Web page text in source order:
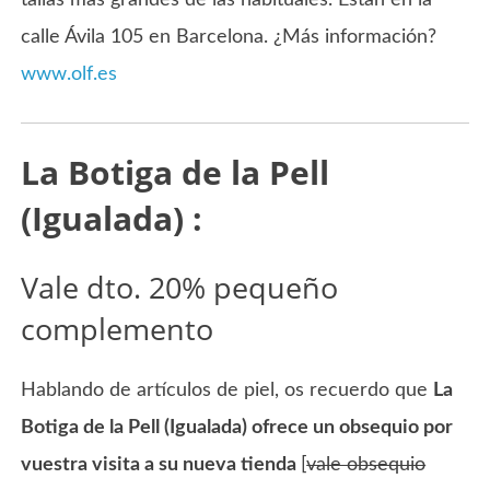
calle Ávila 105 en Barcelona. ¿Más información?
www.olf.es
La Botiga de la Pell
(Igualada) :
Vale dto. 20% pequeño
complemento
Hablando de artículos de piel, os recuerdo que La
Botiga de la Pell (Igualada) ofrece un obsequio por
vuestra visita a su nueva tienda [vale obsequio